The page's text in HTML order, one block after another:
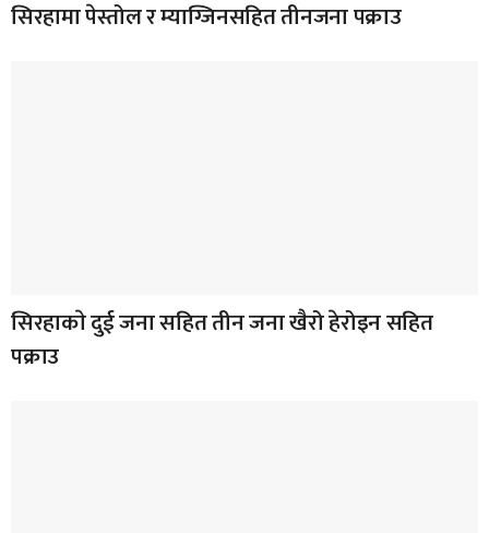
सिरहामा पेस्तोल र म्याग्जिनसहित तीनजना पक्राउ
सिरहाकाे दुई जना सहित तीन जना खैरो हेरोइन सहित
पक्राउ